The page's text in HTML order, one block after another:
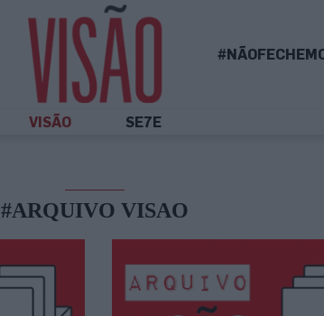
VISÃO SE7E
#ARQUIVO VISAO